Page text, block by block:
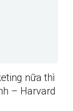
nữa thì
– Harvard